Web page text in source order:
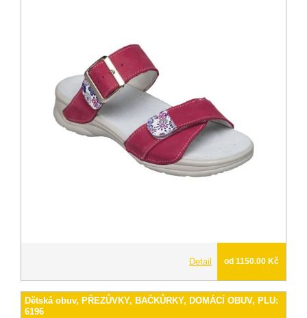
Detail od 1150.00 Kč
Dětská obuv, PŘEZŮVKY, BAČKŮRKY, DOMÁCÍ OBUV, PLU:
6196